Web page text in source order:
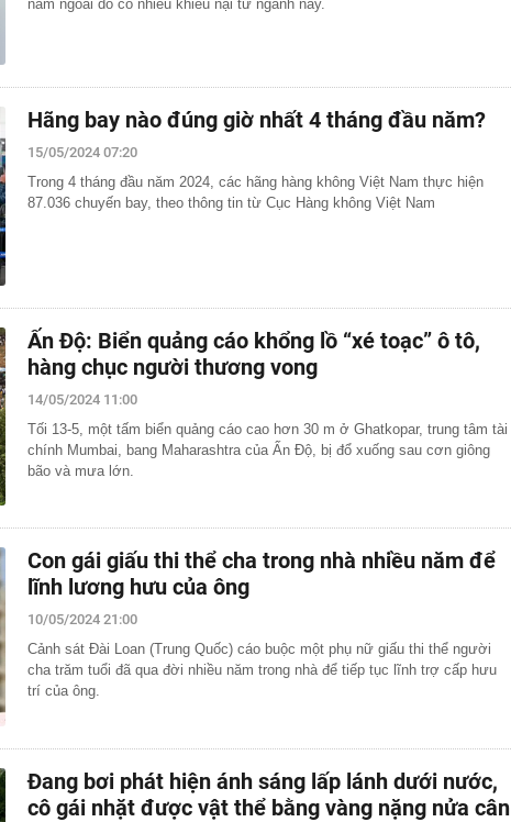
năm ngoái do có nhiều khiếu nại từ ngành này.
Hãng bay nào đúng giờ nhất 4 tháng đầu năm?
15/05/2024 07:20
Trong 4 tháng đầu năm 2024, các hãng hàng không Việt Nam thực hiện
87.036 chuyến bay, theo thông tin từ Cục Hàng không Việt Nam
Ấn Độ: Biển quảng cáo khổng lồ “xé toạc” ô tô,
hàng chục người thương vong
14/05/2024 11:00
Tối 13-5, một tấm biển quảng cáo cao hơn 30 m ở Ghatkopar, trung tâm tài
chính Mumbai, bang Maharashtra của Ấn Độ, bị đổ xuống sau cơn giông
bão và mưa lớn.
Con gái giấu thi thể cha trong nhà nhiều năm để
lĩnh lương hưu của ông
10/05/2024 21:00
Cảnh sát Đài Loan (Trung Quốc) cáo buộc một phụ nữ giấu thi thể người
cha trăm tuổi đã qua đời nhiều năm trong nhà để tiếp tục lĩnh trợ cấp hưu
trí của ông.
Đang bơi phát hiện ánh sáng lấp lánh dưới nước,
cô gái nhặt được vật thể bằng vàng nặng nửa cân